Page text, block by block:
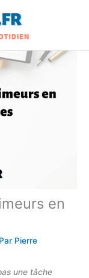
en
Pierre
une tâche